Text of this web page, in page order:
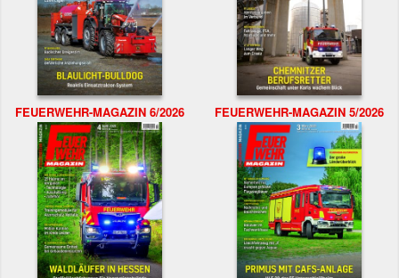
FEUERWEHR-MAGAZIN 6/2026 FEUERWEHR-MAGAZIN 5/2026